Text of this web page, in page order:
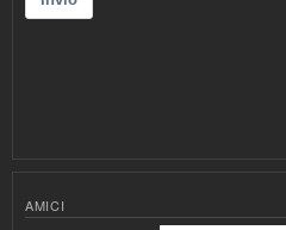
AMICI